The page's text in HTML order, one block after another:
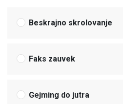
Beskrajno skrolovanje
Faks zauvek
Gejming do jutra